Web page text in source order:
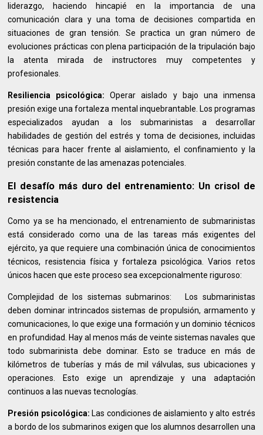
liderazgo, haciendo hincapié en la importancia de una
comunicación clara y una toma de decisiones compartida en
situaciones de gran tensión. Se practica un gran número de
evoluciones prácticas con plena participación de la tripulación bajo
la atenta mirada de instructores muy competentes y
profesionales.
Resiliencia psicológica:Operar aislado y bajo una inmensa
presión exige una fortaleza mental inquebrantable. Los programas
especializados ayudan a los submarinistas a desarrollar
habilidades de gestión del estrés y toma de decisiones, incluidas
técnicas para hacer frente al aislamiento, el confinamiento y la
presión constante de las amenazas potenciales.
El desafío más duro del entrenamiento: Un crisol de
resistencia
Como ya se ha mencionado, el entrenamiento de submarinistas
está considerado como una de las tareas más exigentes del
ejército, ya que requiere una combinación única de conocimientos
técnicos, resistencia física y fortaleza psicológica. Varios retos
únicos hacen que este proceso sea excepcionalmente riguroso:
Complejidad de los sistemas submarinos: Los submarinistas
deben dominar intrincados sistemas de propulsión, armamento y
comunicaciones, lo que exige una formación y un dominio técnicos
en profundidad. Hay al menos más de veinte sistemas navales que
todo submarinista debe dominar. Esto se traduce en más de
kilómetros de tuberías y más de mil válvulas, sus ubicaciones y
operaciones. Esto exige un aprendizaje y una adaptación
continuos a las nuevas tecnologías.
Presión psicológica: Las condiciones de aislamiento y alto estrés
a bordo de los submarinos exigen que los alumnos desarrollen una